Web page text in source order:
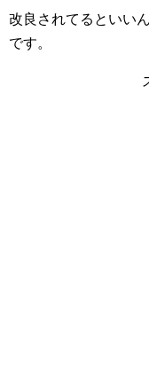
改良されてるといい
です。